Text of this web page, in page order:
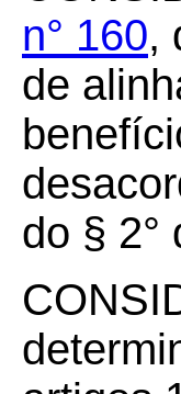
n° 160,
de
do § 2°